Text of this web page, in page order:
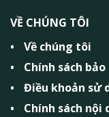
VỀ CHÚNG TÔI
Về chúng tôi
Chính sách
Điều khoản sử
Chính sách nội